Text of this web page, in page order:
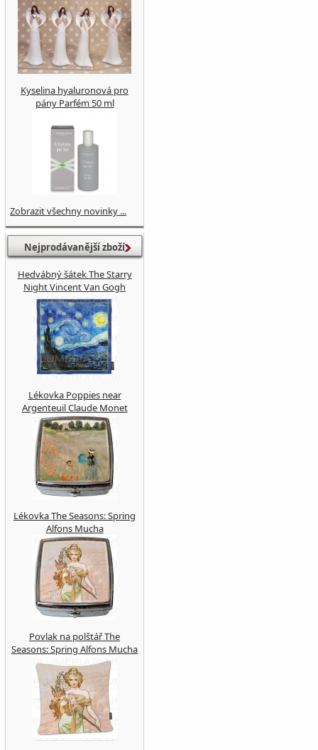
Kyselina hyaluronová pro
pány Parfém 50 ml
Zobrazit všechny novinky ...
Nejprodávanější zboží
Hedvábný šátek The Starry
Night Vincent Van Gogh
Lékovka Poppies near
Argenteuil Claude Monet
Lékovka The Seasons: Spring
Alfons Mucha
Povlak na polštář The
Seasons: Spring Alfons Mucha